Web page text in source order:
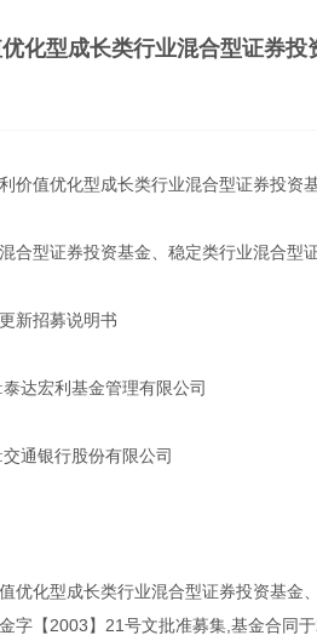
化型成长类行业混合型证券
价值优化型成长类行业混合型证券投资基
合型证券投资基金、稳定类行业混合型
新招募说明书
达宏利基金管理有限公司
通银行股份有限公司
优化型成长类行业混合型证券投资基金
字【2003】21号文批准募集,基金合同